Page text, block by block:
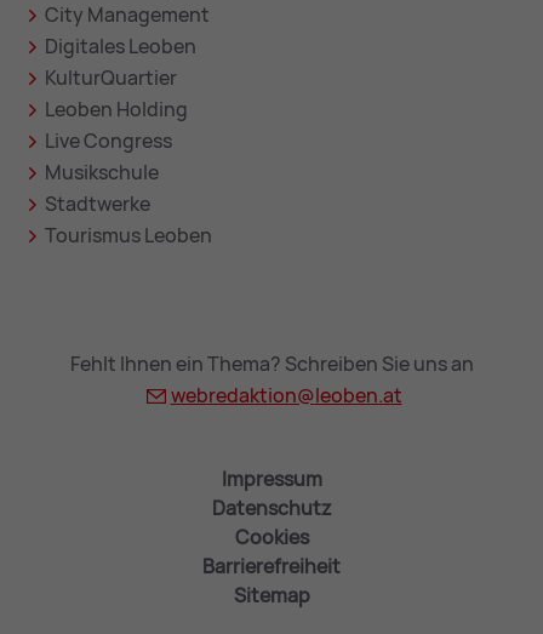
City Management
Digitales Leoben
KulturQuartier
Leoben Holding
Live Congress
Musikschule
Stadtwerke
Tourismus Leoben
Fehlt Ihnen ein Thema? Schreiben Sie uns an
webredaktion@leoben.at
Impressum
Datenschutz
Cookies
Barrierefreiheit
Sitemap